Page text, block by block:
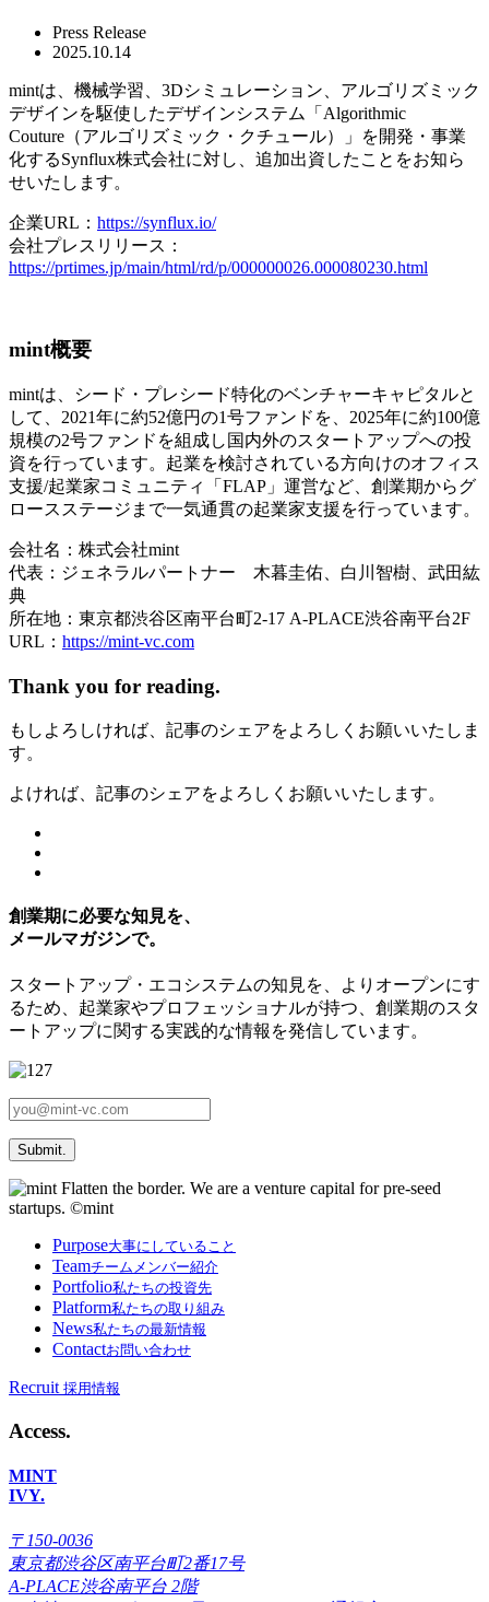
Press Release
2025.10.14
mintは、機械学習、3Dシミュレーション、アルゴリズミック
デザインを駆使したデザインシステム「Algorithmic
Couture（アルゴリズミック・クチュール）」を開発・事業
化するSynflux株式会社に対し、追加出資したことをお知ら
せいたします。
企業URL： https://synflux.io/
会社プレスリリース：
https://prtimes.jp/main/html/rd/p/000000026.000080230.html
mint概要
mintは、シード・プレシード特化のベンチャーキャピタルと
して、2021年に約52億円の1号ファンドを、2025年に約100億
規模の2号ファンドを組成し国内外のスタートアップへの投
資を行っています。起業を検討されている方向けのオフィス
支援/起業家コミュニティ「FLAP」運営など、創業期からグ
ロースステージまで一気通貫の起業家支援を行っています。
会社名：株式会社mint
代表：ジェネラルパートナー 木暮圭佑、白川智樹、武田紘
典
所在地：東京都渋谷区南平台町2-17 A-PLACE渋谷南平台2F
URL： https://mint-vc.com
Thank you for reading.
もしよろしければ、記事のシェアをよろしくお願いいたしま
す。
よければ、記事のシェアをよろしくお願いいたします。
創業期に必要な知見を、
メールマガジンで。
スタートアップ・エコシステムの知見を、よりオープンにす
るため、起業家やプロフェッショナルが持つ、創業期のスタ
ートアップに関する実践的な情報を発信しています。
Submit.
Purpose大事にしていること
Teamチームメンバー紹介
Portfolio私たちの投資先
Platform私たちの取り組み
News私たちの最新情報
Contactお問い合わせ
Recruit 採用情報
Access.
MINT
IVY.
〒150-0036
東京都渋谷区南平台町2番17号
A-PLACE渋谷南平台 2階